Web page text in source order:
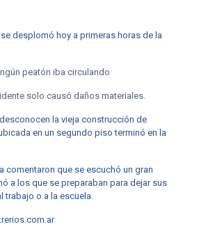
se desplomó hoy a primeras horas de la
peatón iba circulando
solo causó daños materiales.
la vieja construcción de
en un segundo piso terminó en la
comentaron que se escuchó un gran
a los que se preparaban para dejar sus
trabajo o a la escuela.